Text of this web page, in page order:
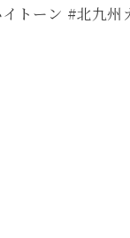
トーン #北九